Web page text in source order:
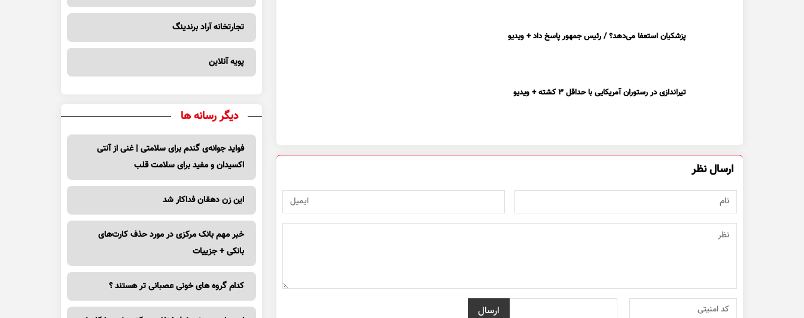
پزشکیان استعفا می‌دهد؟ / رئیس جمهور پاسخ داد + ویدیو
تیراندازی در رستوران آمریکایی با حداقل ۳ کشته + ویدیو
ارسال نظر
تجارتخانه آراد برندینگ
پویه آنلاین
دیگر رسانه ها
فواید جوانه‌ی گندم برای سلامتی | غنی از آنتی
اکسیدان و مفید برای سلامت قلب
این زن دهقان فداکار شد
خبر مهم بانک مرکزی در مورد حذف کارت‌های
بانکی + جزییات
کدام گروه های خونی عصبانی تر هستند ؟